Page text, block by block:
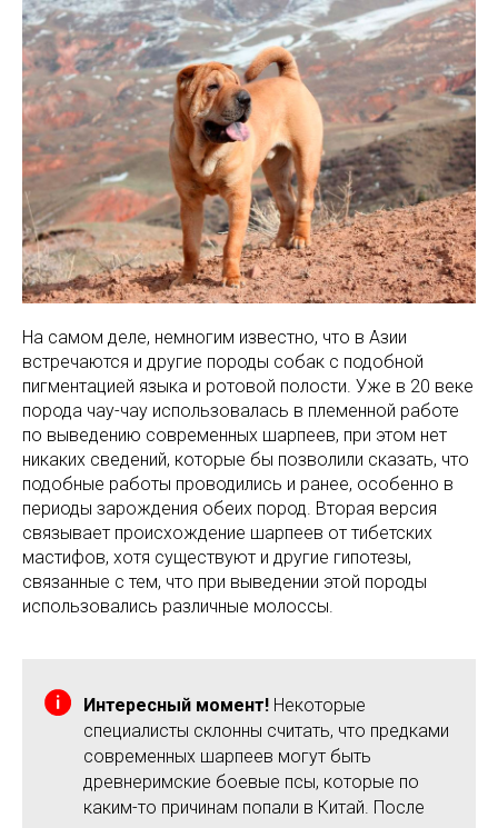
На самом деле, немногим известно, что в Азии
встречаются и другие породы собак с подобной
пигментацией языка и ротовой полости. Уже в 20 веке
порода чау-чау использовалась в племенной работе
по выведению современных шарпеев, при этом нет
никаких сведений, которые бы позволили сказать, что
подобные работы проводились и ранее, особенно в
периоды зарождения обеих пород. Вторая версия
связывает происхождение шарпеев от тибетских
мастифов, хотя существуют и другие гипотезы,
связанные с тем, что при выведении этой породы
использовались различные молоссы.
Интересный момент! Некоторые
специалисты склонны считать, что предками
современных шарпеев могут быть
древнеримские боевые псы, которые по
каким-то причинам попали в Китай. После